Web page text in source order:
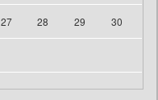
27 28 29 30